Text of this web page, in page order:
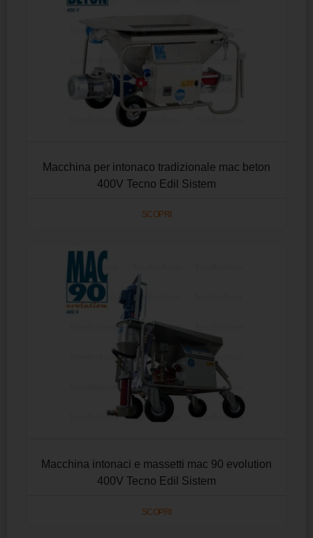
Macchina per intonaco tradizionale mac beton
400V Tecno Edil Sistem
SCOPRI
Macchina intonaci e massetti mac 90 evolution
400V Tecno Edil Sistem
SCOPRI